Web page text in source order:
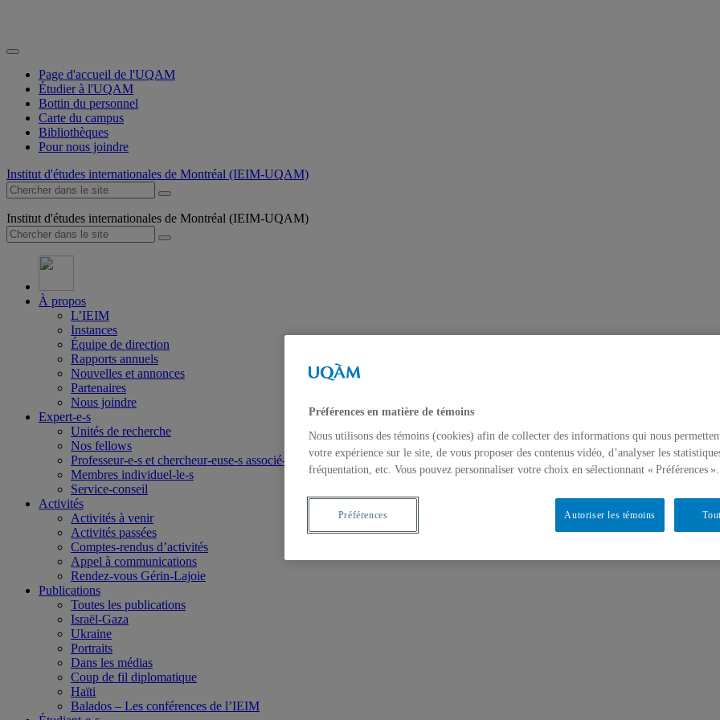
Page d'accueil de l'UQAM
Étudier à l'UQAM
Bottin du personnel
Carte du campus
Bibliothèques
Pour nous joindre
Institut d'études internationales de Montréal (IEIM-UQAM)
Institut d'études internationales de Montréal (IEIM-UQAM)
À propos
L’IEIM
Instances
Équipe de direction
Rapports annuels
Nouvelles et annonces
Partenaires
Nous joindre
Expert-e-s
Unités de recherche
Nos fellows
Professeur-e-s et chercheur-euse-s associé-e-s
Membres individuel-le-s
Service-conseil
Activités
Activités à venir
Activités passées
Comptes-rendus d’activités
Appel à communications
Rendez-vous Gérin-Lajoie
Publications
Toutes les publications
Israël-Gaza
Ukraine
Portraits
Dans les médias
Coup de fil diplomatique
Haïti
Balados – Les conférences de l’IEIM
Préférences en matière de témoins
Nous utilisons des témoins (cookies) afin de collecter des informations qui nous
votre expérience sur le site, de vous proposer des contenus vidéo, d’analyser les
fréquentation, etc. Vous pouvez personnaliser votre choix en sélectionnant « Préférences ».
Autoriser les témoins
Préférences